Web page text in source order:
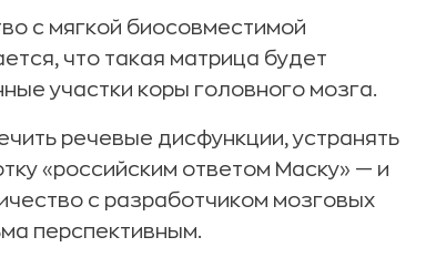
с мягкой биосовместимой
что такая матрица будет
участки коры головного мозга.
речевые дисфункции, устранять
«российским ответом Маску» — и
с разработчиком мозговых
перспективным.